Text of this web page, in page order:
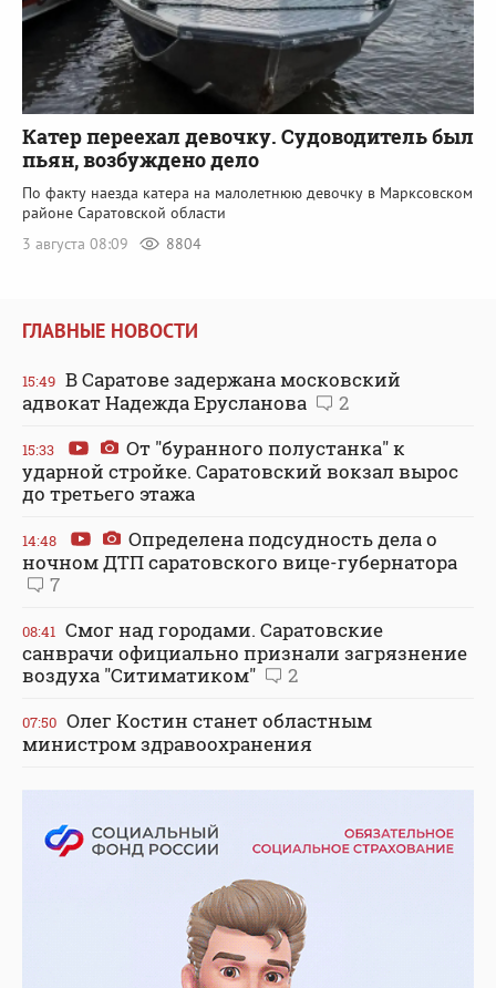
Катер переехал девочку. Судоводитель был
пьян, возбуждено дело
По факту наезда катера на малолетнюю девочку в Марксовском
районе Саратовской области
3 августа 08:09
8804
ГЛАВНЫЕ НОВОСТИ
15:49 В Саратове задержана московский
адвокат Надежда Ерусланова
2
15:33
От "буранного полустанка" к
ударной стройке. Саратовский вокзал вырос
до третьего этажа
14:48
Определена подсудность дела о
ночном ДТП саратовского вице-губернатора
7
08:41 Смог над городами. Саратовские
санврачи официально признали загрязнение
воздуха "Ситиматиком"
2
07:50 Олег Костин станет областным
министром здравоохранения